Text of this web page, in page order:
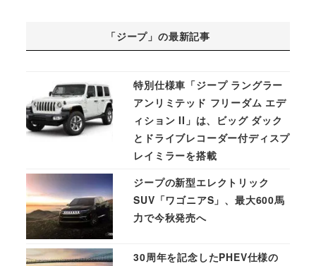
「ジープ」の最新記事
特別仕様車「ジープ ラングラー
アンリミテッド フリーダム エデ
ィション II」は、ビッグ ダック
とドライブレコーダー付ディスプ
レイミラーを搭載
ジープの新型エレクトリック
SUV「ワゴニアS」、最大600馬
力で今秋発売へ
30周年を記念したPHEV仕様の